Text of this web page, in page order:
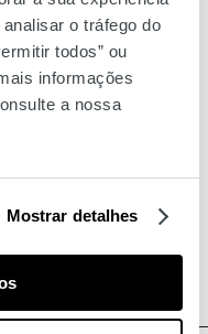
o tráfego do
todos” ou
informações
a nossa
Mostrar detalhes